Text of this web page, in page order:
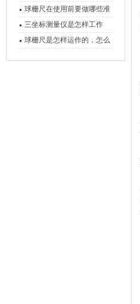
球栅尺在使用前要做哪些准
备工作？
三坐标测量仪是怎样工作
的，功能有什么优势？
球栅尺是怎样运作的，怎么